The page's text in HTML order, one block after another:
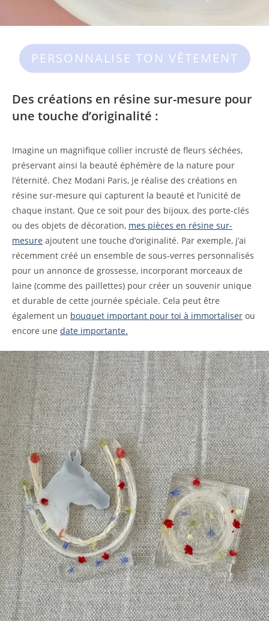
PERSONNALISE TON VÊTEMENT
Des créations en résine sur-mesure pour
une touche d’originalité :
Imagine un magnifique collier incrusté de fleurs séchées,
préservant ainsi la beauté éphémère de la nature pour
l’éternité. Chez Modani Paris, je réalise des créations en
résine sur-mesure qui capturent la beauté et l’unicité de
chaque instant. Que ce soit pour des bijoux, des porte-clés
ou des objets de décoration, mes pièces en résine sur-
mesure ajoutent une touche d’originalité. Par exemple, j’ai
récemment créé un ensemble de sous-verres personnalisés
pour un annonce de grossesse, incorporant morceaux de
laine (comme des paillettes) pour créer un souvenir unique
et durable de cette journée spéciale. Cela peut être
également un bouquet important pour toi à immortaliser ou
encore une date importante.